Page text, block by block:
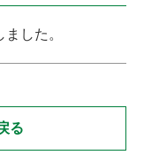
した。
る